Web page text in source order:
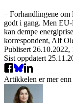
– Forhandlingene
godt i gang. Men EU-
kan dempe
korrespondent, Alf
Publisert 26.10.2022,
Sist oppdatert
Artikkelen er mer enn